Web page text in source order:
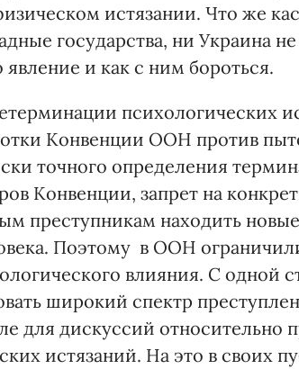
истязании. Что же
государства, ни Украина
явление и как с ним бороться.
психологических
Конвенции ООН против
точного определения
Конвенции, запрет на
преступникам находить
Поэтому в ООН
влияния. С одной
широкий спектр
для дискуссий относительно
истязаний. На это в своих